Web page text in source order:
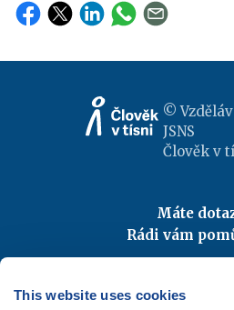
This website uses cookies
©
JSNS
Člověk v
Máte
Rádi vám
Odebírejte